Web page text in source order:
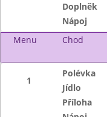
Doplněk
Nápoj
Menu
Chod
1
Polévka
Jídlo
Příloha